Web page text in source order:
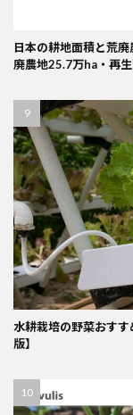
日本の耕地面積と荒
廃農地25.7万ha・再
水耕栽培の野菜おす
版】